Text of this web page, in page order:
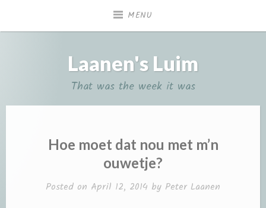
MENU
Laanen's Luim
That was the week it was
Hoe moet dat nou met m’n
ouwetje?
Posted on April 12, 2014 by Peter Laanen